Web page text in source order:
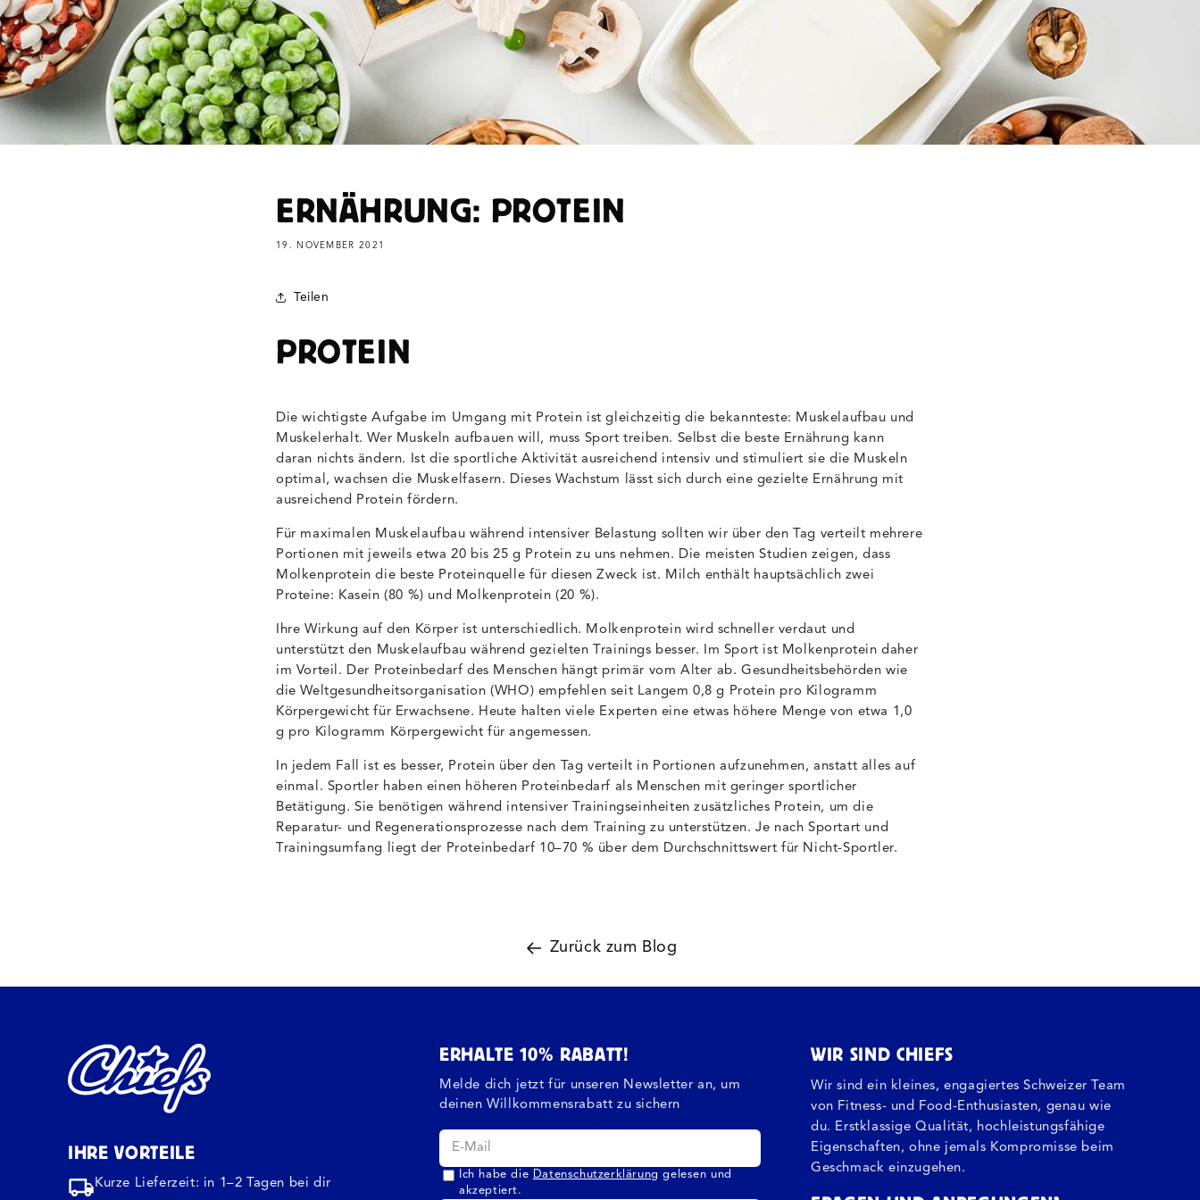
ERNÄHRUNG: PROTEIN
19. NOVEMBER 2021
Teilen
PROTEIN
Die wichtigste Aufgabe im Umgang mit Protein ist gleichzeitig die bekannteste: Muskelaufbau und
Muskelerhalt. Wer Muskeln aufbauen will, muss Sport treiben. Selbst die beste Ernährung kann
daran nichts ändern. Ist die sportliche Aktivität ausreichend intensiv und stimuliert sie die Muskeln
optimal, wachsen die Muskelfasern. Dieses Wachstum lässt sich durch eine gezielte Ernährung mit
ausreichend Protein fördern.
Für maximalen Muskelaufbau während intensiver Belastung sollten wir über den Tag verteilt mehrere
Portionen mit jeweils etwa 20 bis 25 g Protein zu uns nehmen. Die meisten Studien zeigen, dass
Molkenprotein die beste Proteinquelle für diesen Zweck ist. Milch enthält hauptsächlich zwei
Proteine: Kasein (80 %) und Molkenprotein (20 %).
Ihre Wirkung auf den Körper ist unterschiedlich. Molkenprotein wird schneller verdaut und
unterstützt den Muskelaufbau während gezielten Trainings besser. Im Sport ist Molkenprotein daher
im Vorteil. Der Proteinbedarf des Menschen hängt primär vom Alter ab. Gesundheitsbehörden wie
die Weltgesundheitsorganisation (WHO) empfehlen seit Langem 0,8 g Protein pro Kilogramm
Körpergewicht für Erwachsene. Heute halten viele Experten eine etwas höhere Menge von etwa 1,0
g pro Kilogramm Körpergewicht für angemessen.
In jedem Fall ist es besser, Protein über den Tag verteilt in Portionen aufzunehmen, anstatt alles auf
einmal. Sportler haben einen höheren Proteinbedarf als Menschen mit geringer sportlicher
Betätigung. Sie benötigen während intensiver Trainingseinheiten zusätzliches Protein, um die
Reparatur- und Regenerationsprozesse nach dem Training zu unterstützen. Je nach Sportart und
Trainingsumfang liegt der Proteinbedarf 10–70 % über dem Durchschnittswert für Nicht-Sportler.
Zurück zum Blog
IHRE VORTEILE
Kurze Lieferzeit: in 1–2 Tagen bei dir
ERHALTE 10% RABATT!
Melde dich jetzt für unseren Newsletter an, um
deinen Willkommensrabatt zu sichern
Ich habe die Datenschutzerklärung gelesen und
akzeptiert.
WIR SIND CHIEFS
Wir sind ein kleines, engagiertes Schweizer Team
von Fitness- und Food-Enthusiasten, genau wie
du. Erstklassige Qualität, hochleistungsfähige
Eigenschaften, ohne jemals Kompromisse beim
Geschmack einzugehen.